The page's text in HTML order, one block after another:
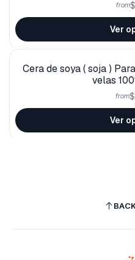
from
Ver
Cera de soya ( soja )
velas
from
Ver